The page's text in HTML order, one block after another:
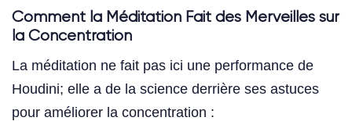
Comment la Méditation Fait des Merveilles sur
la Concentration
La méditation ne fait pas ici une performance de
Houdini; elle a de la science derrière ses astuces
pour améliorer la concentration :